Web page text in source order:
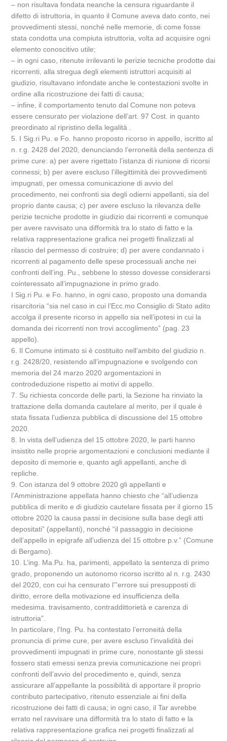
– non risultava fondata neanche la censura riguardante il
difetto di istruttoria, in quanto il Comune aveva dato conto, nei
provvedimenti stessi, nonché nelle memorie, di come fosse
stata condotta una compiuta istruttoria, volta ad acquisire ogni
elemento conoscitivo utile;
– in ogni caso, ritenute irrilevanti le perizie tecniche prodotte dai
ricorrenti, alla stregua degli elementi istruttori acquisiti al
giudizio, risultavano infondate anche le contestazioni svolte in
ordine alla ricostruzione dei fatti di causa;
– infine, il comportamento tenuto dal Comune non poteva
essere censurato per violazione dell’art. 97 Cost. in quanto
preordinato al ripristino della legalità .
5. I Sig.ri Pu. e Fo. hanno proposto ricorso in appello, iscritto al
n. r.g. 2428 del 2020, denunciando l’erroneità della sentenza di
prime cure: a) per avere rigettato l’istanza di riunione di ricorsi
connessi; b) per avere escluso l’illegittimità dei provvedimenti
impugnati, per omessa comunicazione di avvio del
procedimento, nei confronti sia degli odierni appellanti, sia del
proprio dante causa; c) per avere escluso la rilevanza delle
perizie tecniche prodotte in giudizio dai ricorrenti e comunque
per avere ravvisato una difformità tra lo stato di fatto e la
relativa rappresentazione grafica nei progetti finalizzati al
rilascio del permesso di costruire; d) per avere condannato i
ricorrenti al pagamento delle spese processuali anche nei
confronti dell’ing. Pu., sebbene lo stesso dovesse considerarsi
cointeressato all’impugnazione in primo grado.
I Sig.ri Pu. e Fo. hanno, in ogni caso, proposto una domanda
risarcitoria “sia nel caso in cui l’Ecc.mo Consiglio di Stato adito
accolga il presente ricorso in appello sia nell’ipotesi in cui la
domanda dei ricorrenti non trovi accoglimento” (pag. 23
appello).
6. Il Comune intimato si è costituito nell’ambito del giudizio n.
r.g. 2428/20, resistendo all’impugnazione e svolgendo con
memoria del 24 marzo 2020 argomentazioni in
controdeduzione rispetto ai motivi di appello.
7. Su richiesta concorde delle parti, la Sezione ha rinviato la
trattazione della domanda cautelare al merito, per il quale è
stata fissata l’udienza pubblica di discussione del 15 ottobre
2020.
8. In vista dell’udienza del 15 ottobre 2020, le parti hanno
insistito nelle proprie argomentazioni e conclusioni mediante il
deposito di memorie e, quanto agli appellanti, anche di
repliche.
9. Con istanza del 9 ottobre 2020 gli appellanti e
l’Amministrazione appellata hanno chiesto che “all’udienza
pubblica di merito e di giudizio cautelare fissata per il giorno 15
ottobre 2020 la causa passi in decisione sulla base degli atti
depositati” (appellanti), nonché “il passaggio in decisione
dell’appello in epigrafe all’udienza del 15 ottobre p.v.” (Comune
di Bergamo).
10. L’ing. Ma.Pu. ha, parimenti, appellato la sentenza di primo
grado, proponendo un autonomo ricorso iscritto al n. r.g. 2430
del 2020, con cui ha censurato l'”errore sui presupposti di
diritto, errore della motivazione ed insufficienza della
medesima. travisamento, contraddittorietà e carenza di
istruttoria”.
In particolare, l’Ing. Pu. ha contestato l’erroneità della
pronuncia di prime cure, per avere escluso l’invalidità dei
provvedimenti impugnati in prime cure, nonostante gli stessi
fossero stati emessi senza previa comunicazione nei propri
confronti dell’avvio del procedimento e, quindi, senza
assicurare all’appellante la possibilità di apportare il proprio
contributo partecipativo, ritenuto essenziale ai fini della
ricostruzione dei fatti di causa; in ogni caso, il Tar avrebbe
errato nel ravvisare una difformità tra lo stato di fatto e la
relativa rappresentazione grafica nei progetti finalizzati al